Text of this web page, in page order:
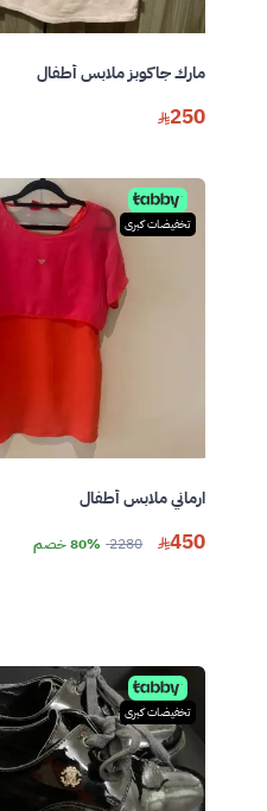
مارك جاكوبز ملابس أطفال
250
تخفيضات كبرى
ارماني ملابس أطفال
450
2280 80% خصم
تخفيضات كبرى